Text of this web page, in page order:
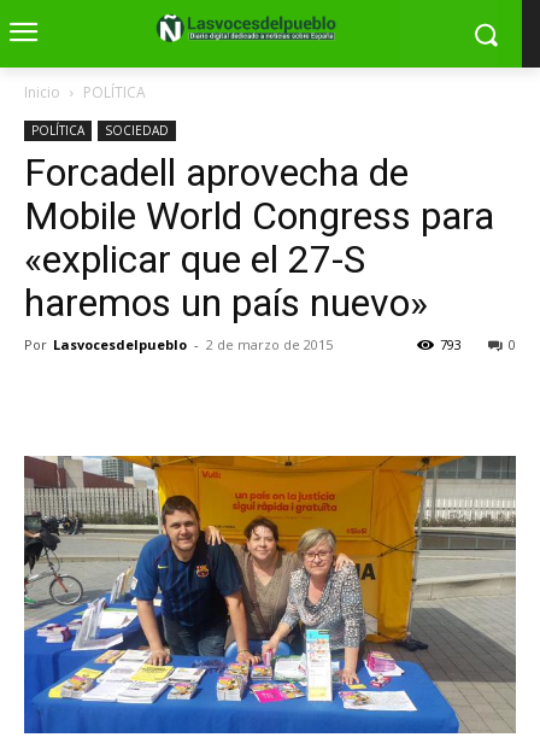
Inicio POLÍTICA
POLÍTICA SOCIEDAD
Forcadell aprovecha de
Mobile World Congress para
«explicar que el 27-S
haremos un país nuevo»
Por Lasvocesdelpueblo - 2 de marzo de 2015 0
793